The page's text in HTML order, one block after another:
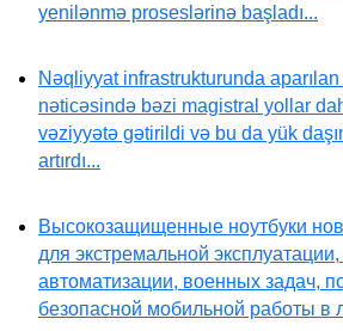
yenilənmə proseslərinə başladı...
Nəqliyyat infrastrukturunda
nəticəsində bəzi magistral yollar
vəziyyətə gətirildi və bu da yük
artırdı...
Высокозащищенные ноутбуки
для экстремальной
автоматизации, военных задач,
безопасной мобильной работы в